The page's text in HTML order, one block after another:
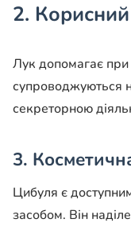
2.
Лук допомагає
супроводжуються
секреторною
3.
Цибуля є
засобом. Він